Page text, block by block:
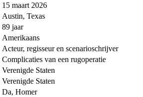
15 maart 2026
Austin, Texas
89 jaar
Amerikaans
Acteur, regisseur en scenarioschrijver
Complicaties van een rugoperatie
Verenigde Staten
Verenigde Staten
Da, Homer